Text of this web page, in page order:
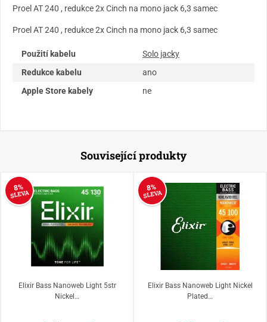
Proel AT 240 , redukce 2x Cinch na mono jack 6,3 samec
Proel AT 240 , redukce 2x Cinch na mono jack 6,3 samec
Použití kabelu
Solo jacky
Redukce kabelu
ano
Apple Store kabely
ne
Související produkty
8%
SLEVA
Elixir Bass Nanoweb Light 5str
Nickel…
8%
SLEVA
Elixir Bass Nanoweb Light Nickel
Plated…